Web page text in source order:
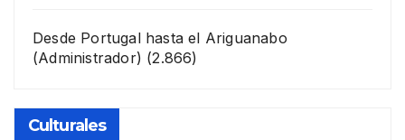
Desde Portugal hasta el Ariguanabo
(Administrador) (2.866)
Culturales